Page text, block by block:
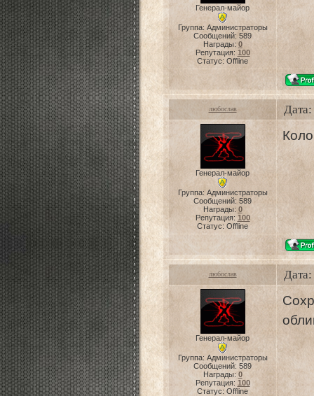
Генерал-майор
Группа: Администраторы
Сообщений: 589
Награды: 0
Репутация: 100
Статус: Offline
любослав
Генерал-майор
Группа: Администраторы
Сообщений: 589
Награды: 0
Репутация: 100
Статус: Offline
любослав
Генерал-майор
Группа: Администраторы
Сообщений: 589
Награды: 0
Репутация: 100
Статус: Offline